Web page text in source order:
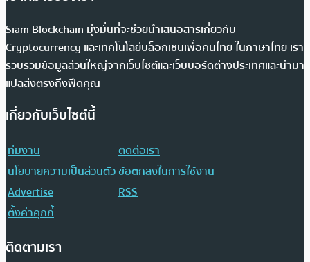
Siam Blockchain มุ่งมั่นที่จะช่วยนำเสนอสารเกี่ยวกับ
Cryptocurrency และเทคโนโลยีบล็อกเชนเพื่อคนไทย ในภาษาไทย เรา
รวบรวมข้อมูลส่วนใหญ่จากเว็บไซต์และเว็บบอร์ดต่างประเทศและนำมา
แปลส่งตรงถึงฟีดคุณ
เกี่ยวกับเว็บไซต์นี้
ทีมงาน
ติดต่อเรา
นโยบายความเป็นส่วนตัวข้อตกลงในการใช้งาน
Advertise
RSS
ตั้งค่าคุกกี้
ติดตามเรา